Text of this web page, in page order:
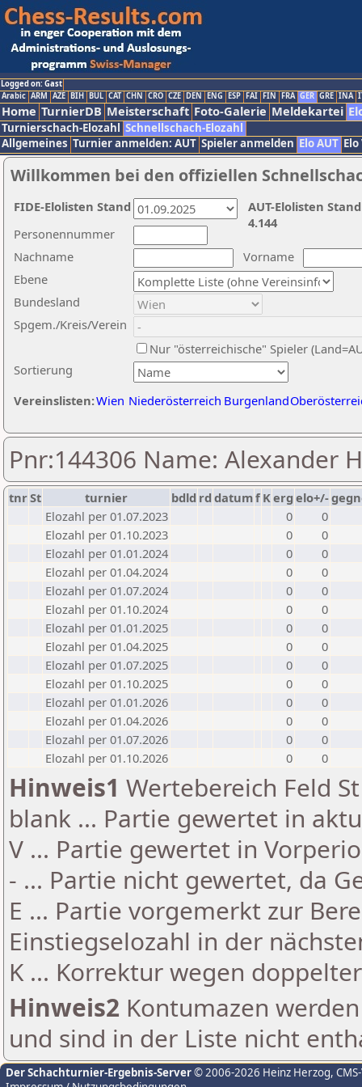
Logged on: Gast
Arabic ARM AZE BIH BUL CAT CHN CRO CZE DEN ENG ESP FAI FIN FRA GER GRE INA
Home TurnierDB Meisterschaft Foto-Galerie Meldekartei
Turnierschach-Elozahl Schnellschach-Elozahl
Allgemeines Turnier anmelden: AUT Spieler anmelden Elo AUT
Willkommen bei den offiziellen
Nachname
Vorname
Ebene
Sortierung
Personennummer
Bundesland
Spgem./Kreis/Verein
Nur "österreichische" Spieler
Vereinslisten:Wien Niederösterreich Burgenland
AUT-Elolisten
4.144
FIDE-Elolisten Stand
Pnr:144306 Name: Alexander
tnrSt turnier bdld rd datumf Kerg elo+/-
Elozahl per 01.07.2023
0
0
Elozahl per 01.10.2023
0
0
Elozahl per 01.01.2024
0
0
Elozahl per 01.04.2024
0
0
Elozahl per 01.07.2024
0
0
Elozahl per 01.10.2024
0
0
Elozahl per 01.01.2025
0
0
Elozahl per 01.04.2025
0
0
Elozahl per 01.07.2025
0
0
Elozahl per 01.10.2025
0
0
Elozahl per 01.01.2026
0
0
Elozahl per 01.04.2026
0
0
Elozahl per 01.07.2026
0
0
Elozahl per 01.10.2026
0 0
Hinweis1 Wertebereich Feld
blank ... Partie gewertet in
V ... Partie gewertet in
- ... Partie nicht gewertet, da
E ... Partie vorgemerkt zur
Einstiegselozahl in der
K ... Korrektur wegen
Hinweis2 Kontumazen
und sind in der Liste nicht
Der Schachturnier-Ergebnis-Server© 2006-2026 Heinz Herzog,